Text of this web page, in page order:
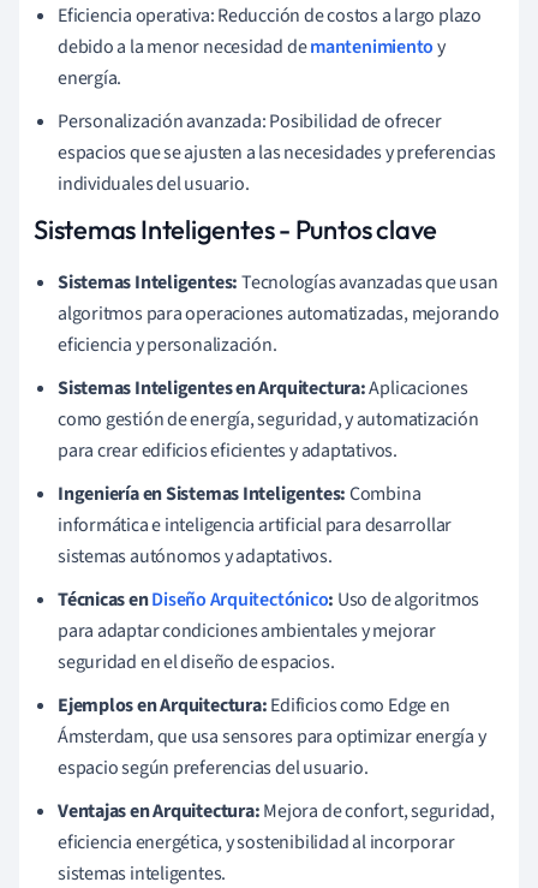
Eficiencia operativa: Reducción de costos a largo plazo
debido a la menor necesidad demantenimientoy
energía.
Personalización avanzada: Posibilidad de ofrecer
espacios que se ajusten a las necesidades y preferencias
individuales del usuario.
Sistemas Inteligentes - Puntos clave
Sistemas Inteligentes:Tecnologías avanzadas que usan
algoritmos para operaciones automatizadas, mejorando
eficiencia y personalización.
Sistemas Inteligentes en Arquitectura:Aplicaciones
como gestión de energía, seguridad, y automatización
para crear edificios eficientes y adaptativos.
Ingeniería en Sistemas Inteligentes:Combina
informática e inteligencia artificial para desarrollar
sistemas autónomos y adaptativos.
Técnicas enDiseño Arquitectónico: Uso de algoritmos
para adaptar condiciones ambientales y mejorar
seguridad en el diseño de espacios.
Ejemplos en Arquitectura:Edificios como Edge en
Ámsterdam, que usa sensores para optimizar energía y
espacio según preferencias del usuario.
Ventajas en Arquitectura:Mejora de confort, seguridad,
eficiencia energética, y sostenibilidad al incorporar
sistemas inteligentes.